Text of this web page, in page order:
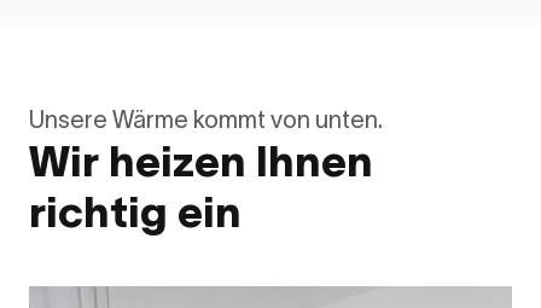
Unsere Wärme kommt von unten.
Wir heizen Ihnen
richtig ein